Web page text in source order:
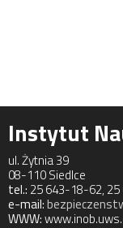
Instytut
ul. Żytnia 39
08-110 Siedlce
tel.: 25 643-18-62,
e-mail:
WWW: